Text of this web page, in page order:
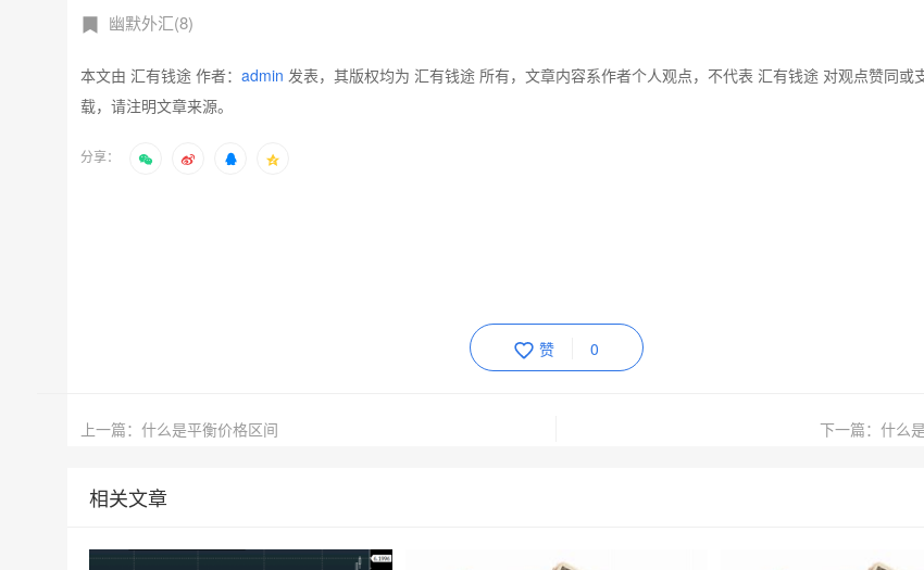
幽默外汇(8)
本文由 汇有钱途 作者： admin 发表，其版权均为 汇有钱途 所有，文章内容系作者个人观点，不代表 汇有钱途 对观点赞同或
载，请注明文章来源。
分享：
赞 0
上一篇：什么是平衡价格区间 下一篇：什么
相关文章